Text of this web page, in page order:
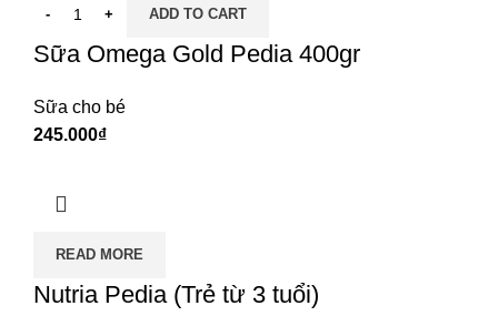
ADD TO CART
Sữa Omega Gold Pedia 400gr
Sữa cho bé
₫
READ MORE
Nutria Pedia (Trẻ từ 3 tuổi)